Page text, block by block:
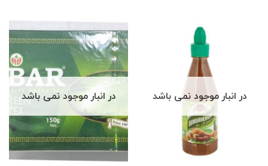
در انبار موجود نمی باشد در انبار موجود نمی باشد